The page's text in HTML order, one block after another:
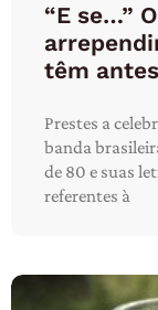
“E se…”
têm
Prestes a
banda
de 80 e suas
referentes à